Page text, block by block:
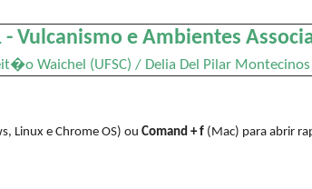
- Vulcanismo e Ambientes
Waichel (UFSC) / Delia Del Pilar
Linux e Chrome OS) ou Comand + f (Mac) para abrir